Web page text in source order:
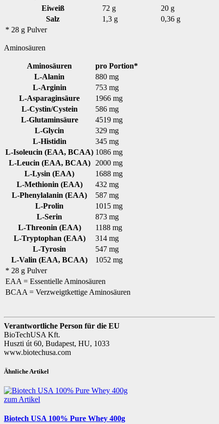
Eiweiß
72 g
20 g
Salz
1,3 g
0,36 g
* 28 g Pulver
Aminosäuren
Aminosäuren
pro Portion*
L-Alanin
880 mg
L-Arginin
753 mg
L-Asparaginsäure
1966 mg
L-Cystin/Cystein
586 mg
L-Glutaminsäure
4519 mg
L-Glycin
329 mg
L-Histidin
345 mg
L-Isoleucin (EAA, BCAA) 1086 mg
L-Leucin (EAA, BCAA)
2000 mg
L-Lysin (EAA)
1688 mg
L-Methionin (EAA)
432 mg
L-Phenylalanin (EAA)
587 mg
L-Prolin
1015 mg
L-Serin
873 mg
L-Threonin (EAA)
1188 mg
L-Tryptophan (EAA)
314 mg
L-Tyrosin
547 mg
L-Valin (EAA, BCAA)
1052 mg
* 28 g Pulver
EAA = Essentielle Aminosäuren
BCAA = Verzweigtkettige Aminosäuren
Verantwortliche Person für die EU
BioTechUSA Kft.
Huszti út 60, Budapest, HU, 1033
www.biotechusa.com
Ähnliche Artikel
zum Artikel
Biotech USA 100% Pure Whey 400g